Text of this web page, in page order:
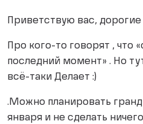
Приветствую вас,
Про кого-то говорят , что
последний момент» . Но
всё-таки Делает :)
.Можно планировать
января и не сделать